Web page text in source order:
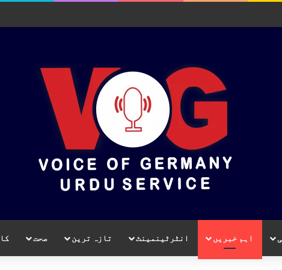
اہم خبریں انٹرٹینمینٹ تازہ ترین صحت